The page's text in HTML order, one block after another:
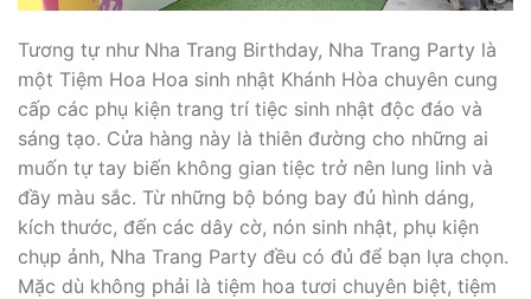
Tương tự như Nha Trang Birthday, Nha Trang Party là
một Tiệm Hoa Hoa sinh nhật Khánh Hòa chuyên cung
cấp các phụ kiện trang trí tiệc sinh nhật độc đáo và
sáng tạo. Cửa hàng này là thiên đường cho những ai
muốn tự tay biến không gian tiệc trở nên lung linh và
đầy màu sắc. Từ những bộ bóng bay đủ hình dáng,
kích thước, đến các dây cờ, nón sinh nhật, phụ kiện
chụp ảnh, Nha Trang Party đều có đủ để bạn lựa chọn.
Mặc dù không phải là tiệm hoa tươi chuyên biệt, tiệm